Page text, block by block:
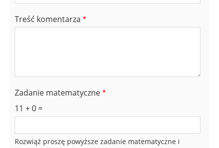
Treść komentarza
Zadanie matematyczne
11 + 0 =
Rozwiąż proszę powyższe zadanie matematyczne i